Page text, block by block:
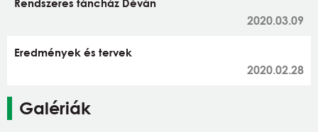
2020.03.09
Eredmények és tervek
2020.02.28
Galériák